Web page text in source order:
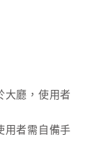
大廳，使用者
用者需自備手